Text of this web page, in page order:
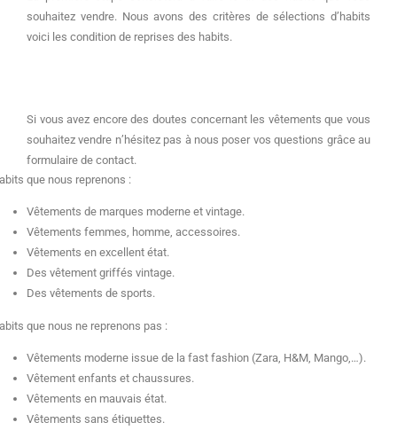
souhaitez vendre. Nous avons des critères de sélections d’habits
voici les condition de reprises des habits.
Si vous avez encore des doutes concernant les vêtements que vous
souhaitez vendre n’hésitez pas à nous poser vos questions grâce au
formulaire de contact.
que nous reprenons :
Vêtements de marques moderne et vintage.
Vêtements femmes, homme, accessoires.
Vêtements en excellent état.
Des vêtement griffés vintage.
Des vêtements de sports.
que nous ne reprenons pas :
Vêtements moderne issue de la fast fashion (Zara, H&M, Mango,…).
Vêtement enfants et chaussures.
Vêtements en mauvais état.
Vêtements sans étiquettes.